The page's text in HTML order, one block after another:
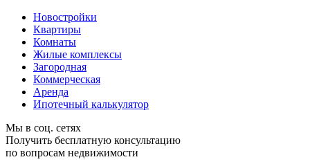
Новостройки
Квартиры
Комнаты
Жилые комплексы
Загородная
Коммерческая
Аренда
Ипотечный калькулятор
Мы в соц. сетях
Получить бесплатную консультацию
по вопросам недвижимости